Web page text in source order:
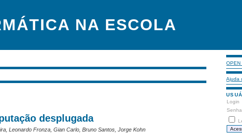
NA ESCOLA
OPEN
Ajuda
Login
Senha
desplugada
Leonardo Fronza, Gian Carlo, Bruno Santos, Jorge Kohn